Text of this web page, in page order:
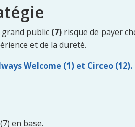
public (7) risque de payer
et de la dureté.
Welcome (1) et Circeo
en base.